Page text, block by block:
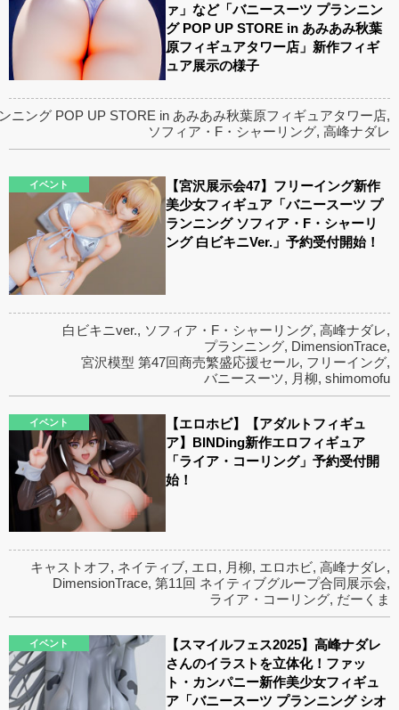
ァ」など「バニースーツ プランニン
グ POP UP STORE in あみあみ秋葉
原フィギュアタワー店」新作フィギ
ュア展示の様子
ニング POP UP STORE in あみあみ秋葉原フィギュアタワー店,
ソフィア・F・シャーリング, 高峰ナダレ
イベント
【宮沢展示会47】フリーイング新作
美少女フィギュア「バニースーツ プ
ランニング ソフィア・F・シャーリ
ング 白ビキニVer.」予約受付開始！
白ビキニver., ソフィア・F・シャーリング, 高峰ナダレ,
プランニング, DimensionTrace,
宮沢模型 第47回商売繁盛応援セール, フリーイング,
バニースーツ, 月柳, shimomofu
イベント
【エロホビ】【アダルトフィギュ
ア】BINDing新作エロフィギュア
「ライア・コーリング」予約受付開
始！
キャストオフ, ネイティブ, エロ, 月柳, エロホビ, 高峰ナダレ,
DimensionTrace, 第11回 ネイティブグループ合同展示会,
ライア・コーリング, だーくま
イベント
【スマイルフェス2025】高峰ナダレ
さんのイラストを立体化！ファッ
ト・カンパニー新作美少女フィギュ
ア「バニースーツ プランニング シオ